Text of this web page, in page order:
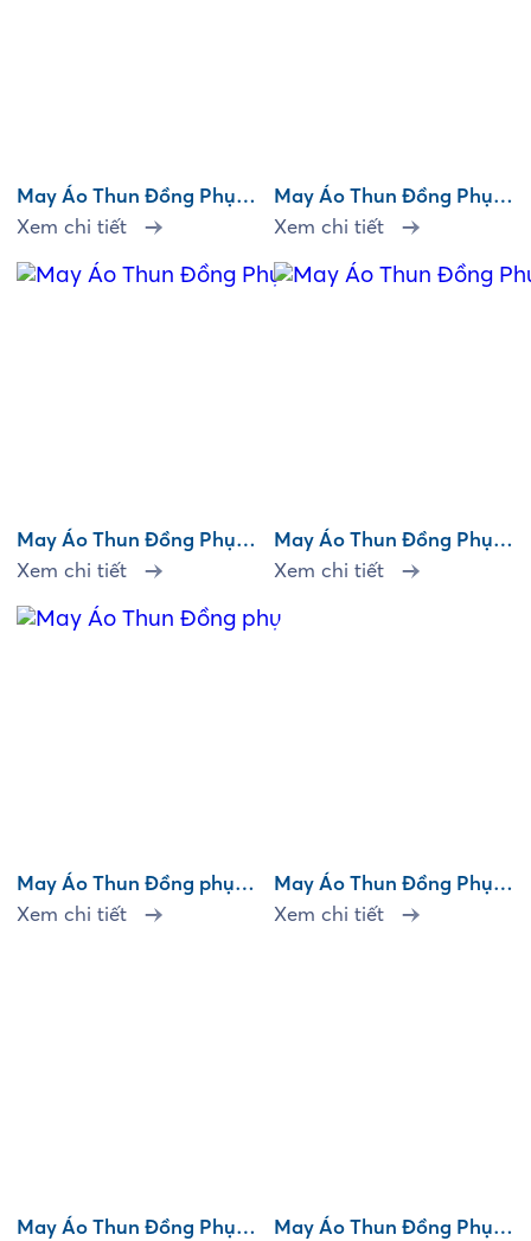
May Áo Thun Đồng Phục
An Phương
Xem chi tiết
May Áo Thun Đồng Phục
Quốc Hà Land
Xem chi tiết
May Áo Thun Đồng Phục
King Food
Xem chi tiết
May Áo Thun Đồng Phục
Phát Cường
Xem chi tiết
May Áo Thun Đồng phục
Aisa Group Lần 2
Xem chi tiết
May Áo Thun Đồng Phục
D Decor – Thiết Kế Nội
Xem chi tiết
May Áo Thun Đồng Phục
May Áo Thun Đồng Phục